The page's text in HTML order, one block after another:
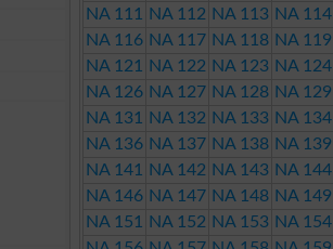
NA 111
NA 112 NA 113 NA 114
NA 116 NA 117 NA 118 NA 119
NA 121
NA 122 NA 123 NA 124
NA 126 NA 127 NA 128 NA 129
NA 131
NA 132 NA 133 NA 134
NA 136 NA 137 NA 138 NA 139
NA 141
NA 142 NA 143 NA 144
NA 146 NA 147 NA 148 NA 149
NA 151
NA 152 NA 153 NA 154